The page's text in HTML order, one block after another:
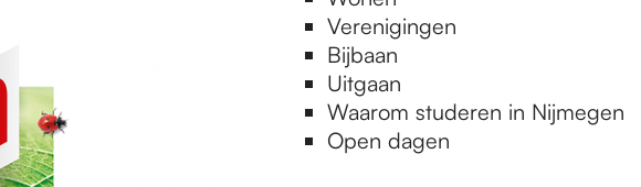
Verenigingen
Bijbaan
Uitgaan
Waarom studeren in Nijmegen
Open dagen